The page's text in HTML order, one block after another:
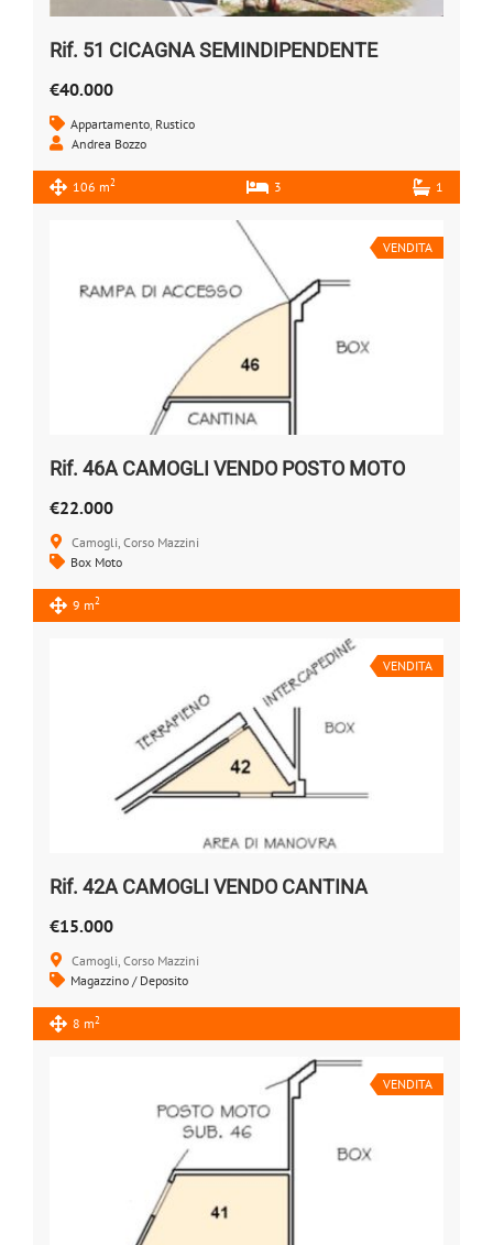
Rif. 51 CICAGNA SEMINDIPENDENTE
€40.000
Appartamento Rustico
Andrea Bozzo
106 m2 3 1
VENDITA
Rif. 46A CAMOGLI VENDO POSTO MOTO
€22.000
Camogli, Corso Mazzini
Box Moto
9 m2
VENDITA
Rif. 42A CAMOGLI VENDO CANTINA
€15.000
Camogli, Corso Mazzini
Magazzino / Deposito
8 m2
VENDITA